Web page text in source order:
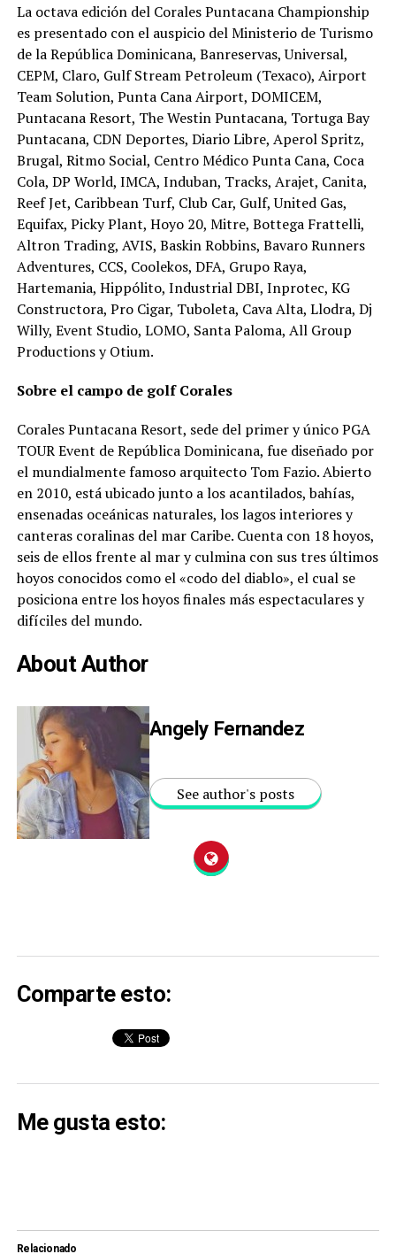
La octava edición del Corales Puntacana Championship
es presentado con el auspicio del Ministerio de Turismo
de la República Dominicana, Banreservas, Universal,
CEPM, Claro, Gulf Stream Petroleum (Texaco), Airport
Team Solution, Punta Cana Airport, DOMICEM,
Puntacana Resort, The Westin Puntacana, Tortuga Bay
Puntacana, CDN Deportes, Diario Libre, Aperol Spritz,
Brugal, Ritmo Social, Centro Médico Punta Cana, Coca
Cola, DP World, IMCA, Induban, Tracks, Arajet, Canita,
Reef Jet, Caribbean Turf, Club Car, Gulf, United Gas,
Equifax, Picky Plant, Hoyo 20, Mitre, Bottega Frattelli,
Altron Trading, AVIS, Baskin Robbins, Bavaro Runners
Adventures, CCS, Coolekos, DFA, Grupo Raya,
Hartemania, Hippólito, Industrial DBI, Inprotec, KG
Constructora, Pro Cigar, Tuboleta, Cava Alta, Llodra, Dj
Willy, Event Studio, LOMO, Santa Paloma, All Group
Productions y Otium.
Sobre el campo de golf Corales
Corales Puntacana Resort, sede del primer y único PGA
TOUR Event de República Dominicana, fue diseñado por
el mundialmente famoso arquitecto Tom Fazio. Abierto
en 2010, está ubicado junto a los acantilados, bahías,
ensenadas oceánicas naturales, los lagos interiores y
canteras coralinas del mar Caribe. Cuenta con 18 hoyos,
seis de ellos frente al mar y culmina con sus tres últimos
hoyos conocidos como el «codo del diablo», el cual se
posiciona entre los hoyos finales más espectaculares y
difíciles del mundo.
About Author
Angely Fernandez
See author's posts
Comparte esto:
Me gusta esto:
Relacionado